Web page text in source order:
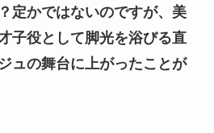
定かではないのですが、美
子役として脚光を浴びる直
ュの舞台に上がったことが